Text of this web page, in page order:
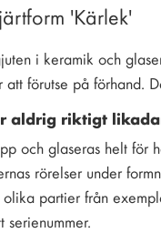
'Kärlek'
i keramik och
förutse på förhand.
aldrig riktigt
och glaseras helt för
rörelser under
partier från